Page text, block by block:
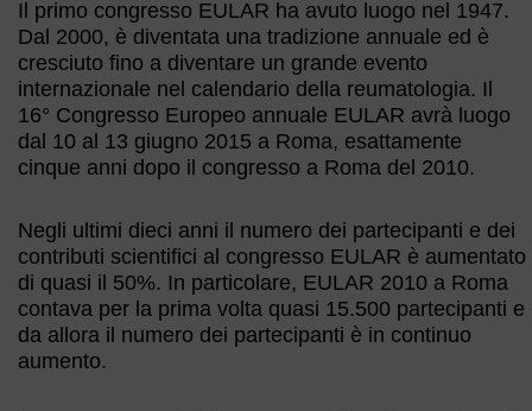
Il primo congresso EULAR ha avuto luogo nel 1947.
Dal 2000, è diventata una tradizione annuale ed è
cresciuto fino a diventare un grande evento
internazionale nel calendario della reumatologia. Il
16° Congresso Europeo annuale EULAR avrà luogo
dal 10 al 13 giugno 2015 a Roma, esattamente
cinque anni dopo il congresso a Roma del 2010.
Negli ultimi dieci anni il numero dei partecipanti e dei
contributi scientifici al congresso EULAR è aumentato
di quasi il 50%. In particolare, EULAR 2010 a Roma
contava per la prima volta quasi 15.500 partecipanti e
da allora il numero dei partecipanti è in continuo
aumento.